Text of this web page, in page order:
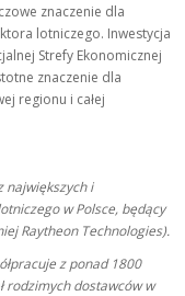
znaczenie dla
lotniczego. Inwestycja
Strefy Ekonomicznej
znaczenie dla
regionu i całej
największych i
w Polsce, będący
Raytheon Technologies).
z ponad 1800
rodzimych dostawców w